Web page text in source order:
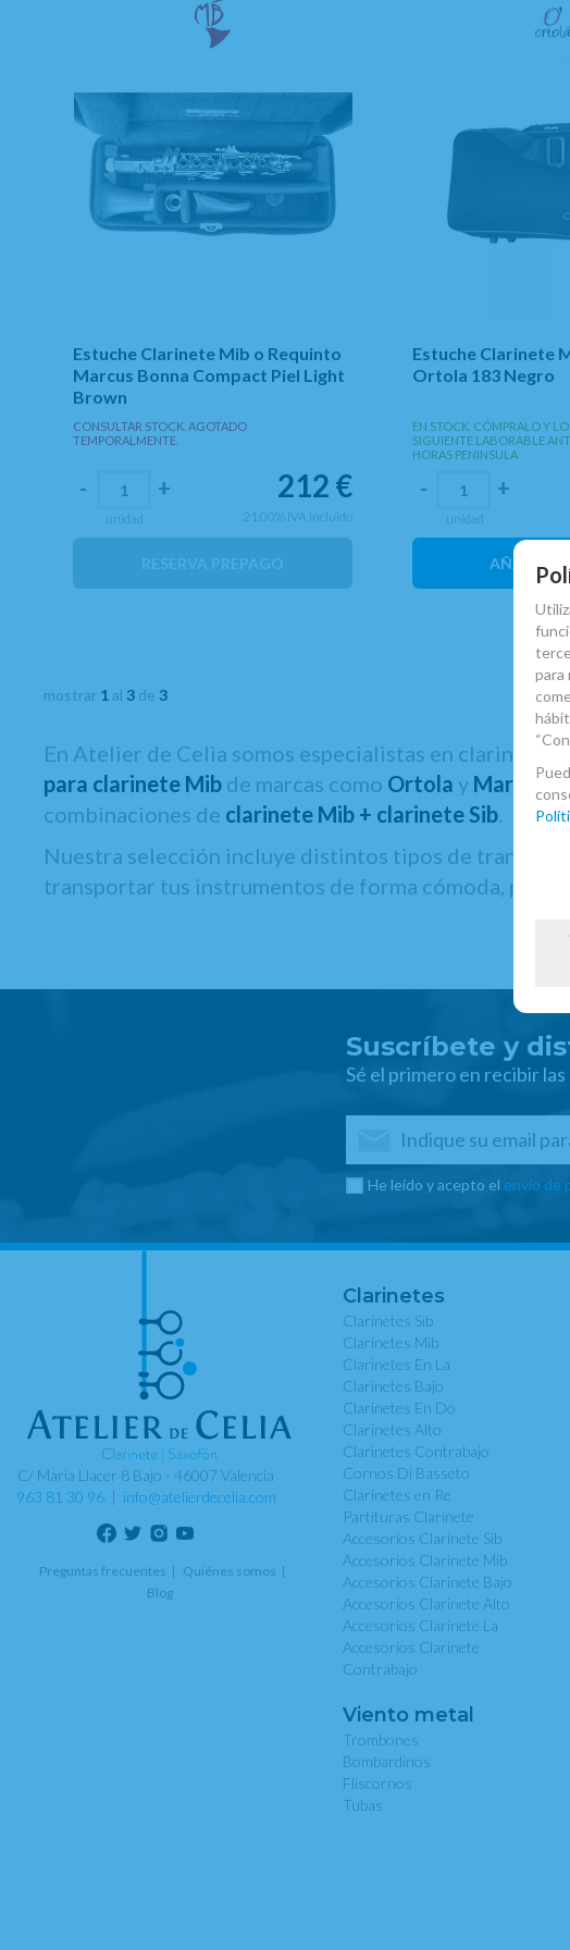
Estuche Clarinete Mib o Requinto
Marcus Bonna Compact Piel Light
Brown
CONSULTAR STOCK. AGOTADO
TEMPORALMENTE.
212 €
21.00% IVA incluido
- +
unidad
RESERVA PREPAGO
Estuche Clarinete
Ortola 183 Negro
EN STOCK. CÓMPRALO Y
SIGUIENTE LABORABLE
HORAS PENINSULA
- +
unidad
AÑADIR A
mostrar 1 al 3 de 3
En Atelier de Celia somos especialistas en clarinete
para clarinete Mib de marcas como Ortola y Marcus
combinaciones de clarinete Mib + clarinete Sib.
Nuestra selección incluye distintos tipos de
transportar tus instrumentos de forma cómoda,
Suscríbete y
Sé el primero en recibir
He leído y acepto el envío de
C/ Maria Llacer 8 Bajo - 46007 Valencia
963 81 30 96| info@atelierdecelia.com
Preguntas frecuentes
Quiénes somos
Blog
Clarinetes
Clarinetes Sib
Clarinetes Mib
Clarinetes En La
Clarinetes Bajo
Clarinetes En Do
Clarinetes Alto
Clarinetes Contrabajo
Cornos Di Basseto
Clarinetes en Re
Partituras Clarinete
Accesorios Clarinete Sib
Accesorios Clarinete Mib
Accesorios Clarinete Bajo
Accesorios Clarinete Alto
Accesorios Clarinete La
Accesorios Clarinete
Contrabajo
Viento metal
Trombones
Bombardinos
Fliscornos
Tubas
para